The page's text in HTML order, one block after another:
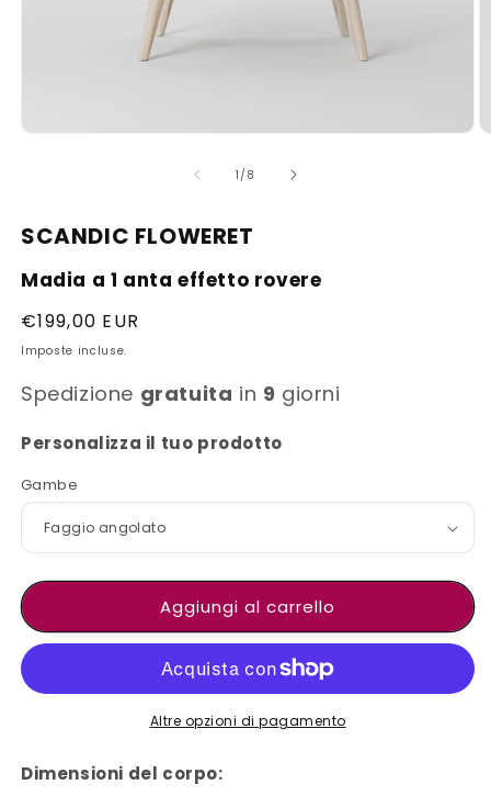
modale
1 /su
8
SCANDIC FLOWERET
Madia a 1 anta effetto rovere
Prezzo
di
€199,00 EUR
Imposte incluse.
Spedizione gratuita in 9 giorni
Personalizza il tuo prodotto
Gambe
Aggiungi al carrello
Altre opzioni di pagamento
Dimensioni del corpo: